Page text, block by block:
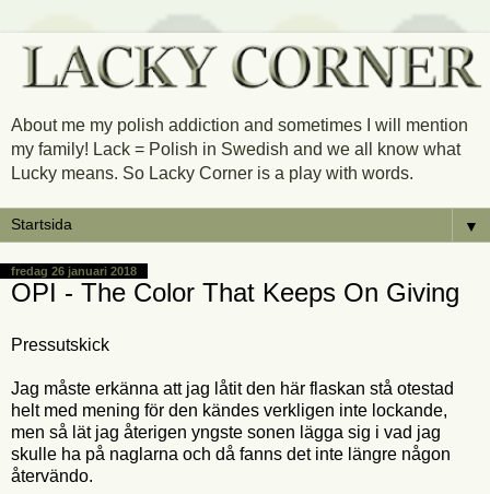
About me my polish addiction and sometimes I will mention
my family! Lack = Polish in Swedish and we all know what
Lucky means. So Lacky Corner is a play with words.
▼
fredag 26 januari 2018
OPI - The Color That Keeps On Giving
Pressutskick
Jag måste erkänna att jag låtit den här flaskan stå otestad
helt med mening för den kändes verkligen inte lockande,
men så lät jag återigen yngste sonen lägga sig i vad jag
skulle ha på naglarna och då fanns det inte längre någon
återvändo.